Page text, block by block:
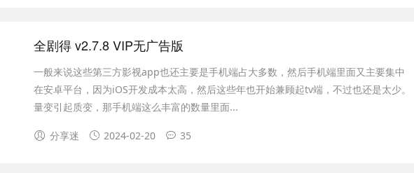
全剧得 v2.7.8 VIP无广告版
一般来说这些第三方影视app也还主要是手机端占大多数，然后手机端里面又主要集中
在安卓平台，因为iOS开发成本太高，然后这些年也开始兼顾起tv端，不过也还是太少。
量变引起质变，那手机端这么丰富的数量里面...
分享迷 2024-02-20 35